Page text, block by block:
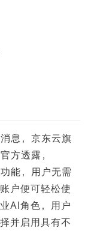
息，京东云旗
方透露，
能，用户无需
户便可轻松使
AI角色，用户
并启用具有不